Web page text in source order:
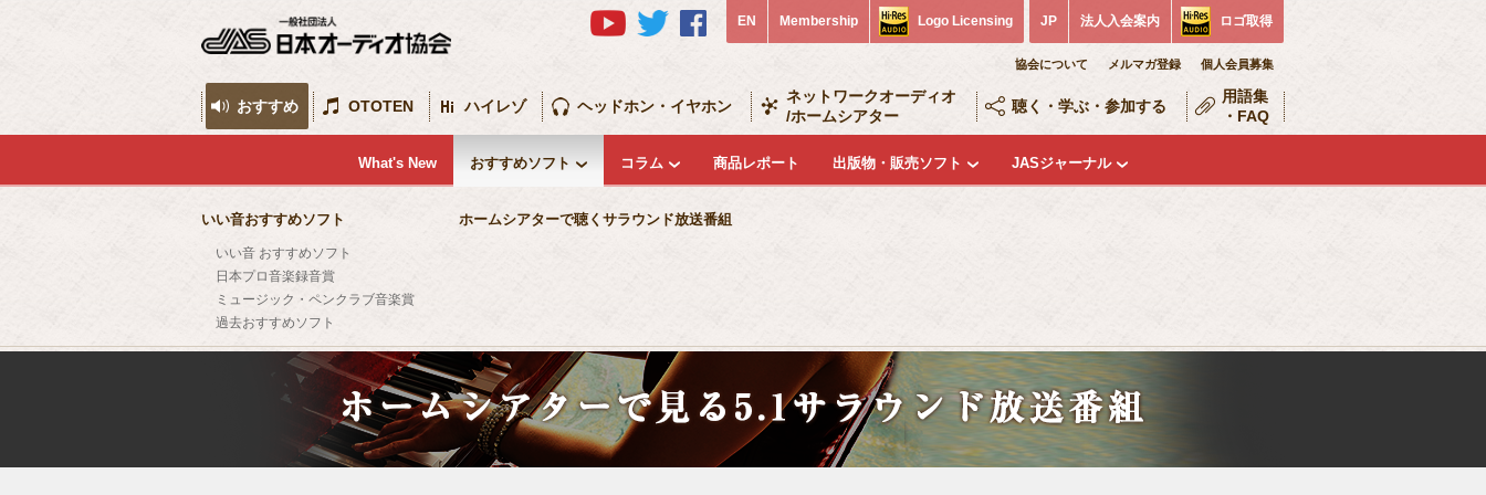
EN Membership Logo Licensing JP 法人入会案内 ロゴ取得
協会について メルマガ登録 個人会員募集
おすすめ
What's New おすすめソフト
いい音おすすめソフト
いい音 おすすめソフト
日本プロ音楽録音賞
ミュージック・ペンクラブ音楽賞
過去おすすめソフト
ホームシアターで聴くサラウンド放送番組
コラム 商品レポート 出版物・販売ソフト JASジャーナル
OTOTEN ハイレゾ ヘッドホン・イヤホン
ネットワークオーディオ
/ホームシアター
聴く・学ぶ・参加する
用語集
・FAQ